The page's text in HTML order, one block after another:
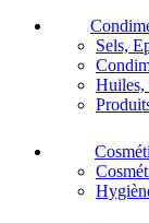
Sels,
Huiles,